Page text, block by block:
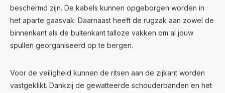
beschermd zijn. De kabels kunnen opgeborgen worden in
het aparte gaasvak. Daarnaast heeft de rugzak aan zowel de
binnenkant als de buitenkant talloze vakken om al jouw
spullen georganiseerd op te bergen.
Voor de veiligheid kunnen de ritsen aan de zijkant worden
vastgeklikt. Dankzij de gewatteerde schouderbanden en het